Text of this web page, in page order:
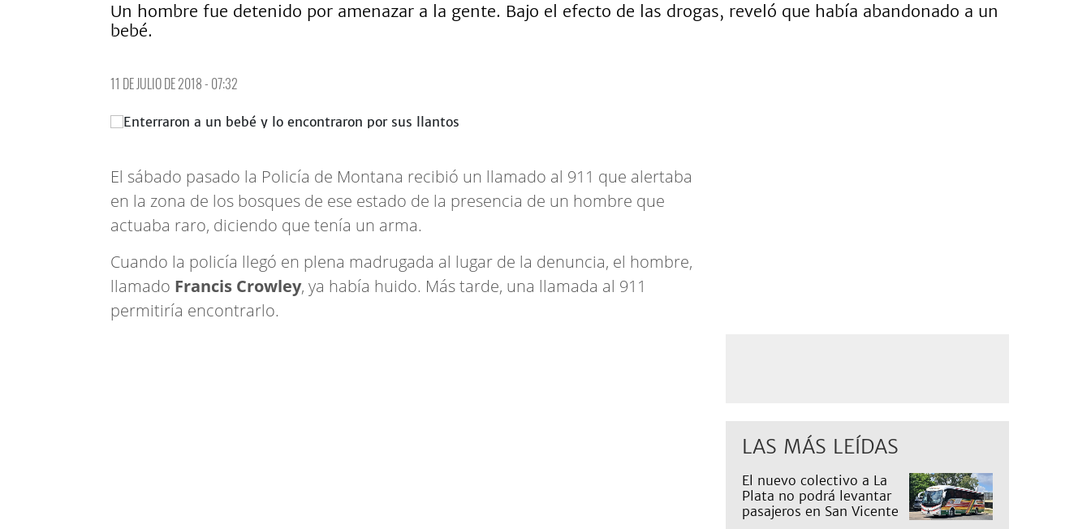
Un hombre fue detenido por amenazar a la gente. Bajo el efecto de las drogas, reveló que había abandonado a un
bebé.
11 DE JULIO DE 2018 - 07:32
El sábado pasado la Policía de Montana recibió un llamado al 911 que alertaba
en la zona de los bosques de ese estado de la presencia de un hombre que
actuaba raro, diciendo que tenía un arma.
Cuando la policía llegó en plena madrugada al lugar de la denuncia, el hombre,
llamado Francis Crowley, ya había huido. Más tarde, una llamada al 911
permitiría encontrarlo.
LAS MÁS LEÍDAS
El nuevo colectivo a La
Plata no podrá levantar
pasajeros en San Vicente